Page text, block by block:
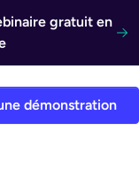
gratuit en
démonstration